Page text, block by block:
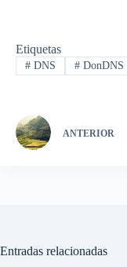
Etiquetas
#DNS #DonDNS
ANTERIOR
Entradas relacionadas